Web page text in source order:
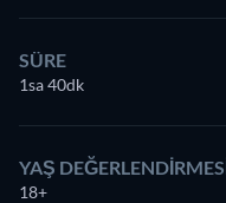
SÜRE
1sa 40dk
YAŞ
18+